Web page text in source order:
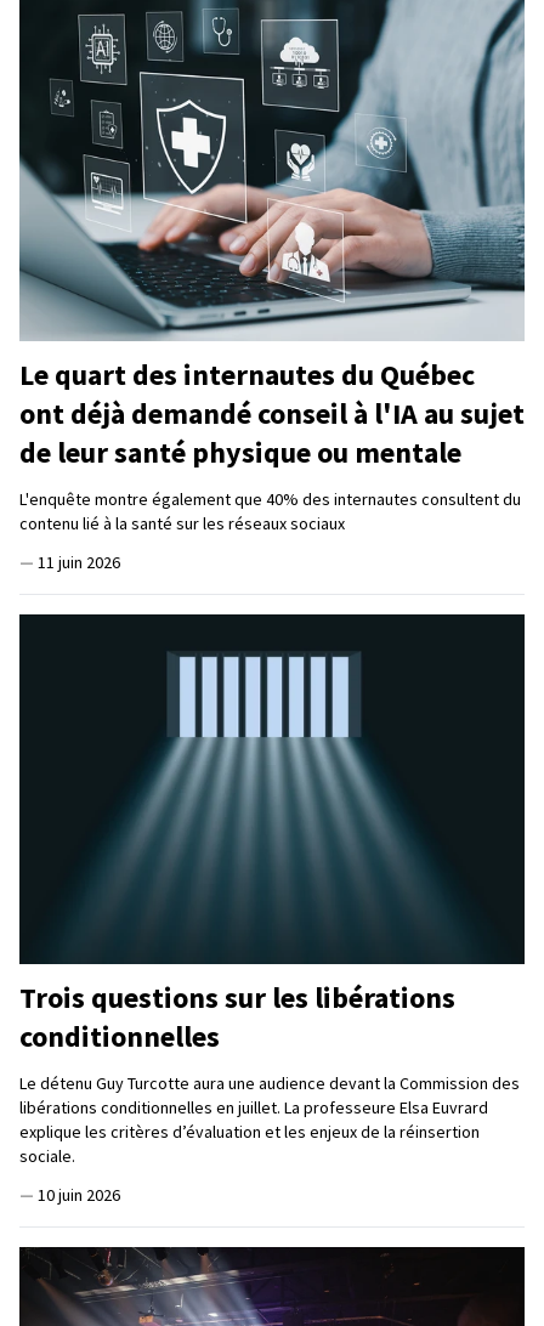
Le quart des internautes du Québec
ont déjà demandé conseil à l'IA au sujet
de leur santé physique ou mentale
L'enquête montre également que 40% des internautes consultent du
contenu lié à la santé sur les réseaux sociaux
— 11 juin 2026
Trois questions sur les libérations
conditionnelles
Le détenu Guy Turcotte aura une audience devant la Commission des
libérations conditionnelles en juillet. La professeure Elsa Euvrard
explique les critères d’évaluation et les enjeux de la réinsertion
sociale.
— 10 juin 2026